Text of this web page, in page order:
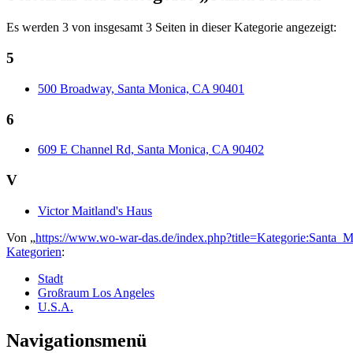
Es werden 3 von insgesamt 3 Seiten in dieser Kategorie angezeigt:
5
500 Broadway, Santa Monica, CA 90401
6
609 E Channel Rd, Santa Monica, CA 90402
V
Victor Maitland's Haus
Von „https://www.wo-war-das.de/
Kategorien:
Stadt
Großraum Los Angeles
U.S.A.
Navigationsmenü